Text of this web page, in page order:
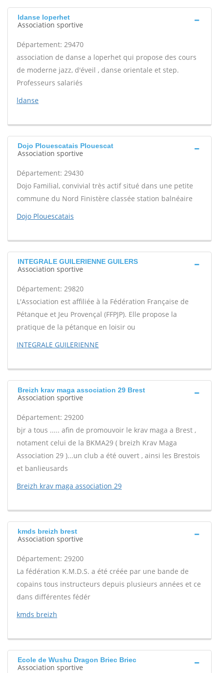
ldanse loperhet
Association sportive
Département: 29470
association de danse a loperhet qui propose des cours
de moderne jazz, d'éveil , danse orientale et step.
Professeurs salariés
ldanse
Dojo Plouescatais Plouescat
Association sportive
Département: 29430
Dojo Familial, convivial très actif situé dans une petite
commune du Nord Finistère classée station balnéaire
Dojo Plouescatais
INTEGRALE GUILERIENNE GUILERS
Association sportive
Département: 29820
L'Association est affiliée à la Fédération Française de
Pétanque et Jeu Provençal (FFPJP). Elle propose la
pratique de la pétanque en loisir ou
INTEGRALE GUILERIENNE
Breizh krav maga association 29 Brest
Association sportive
Département: 29200
bjr a tous ..... afin de promouvoir le krav maga a Brest ,
notament celui de la BKMA29 ( breizh Krav Maga
Association 29 )...un club a été ouvert , ainsi les Brestois
et banlieusards
Breizh krav maga association 29
kmds breizh brest
Association sportive
Département: 29200
La fédération K.M.D.S. a été créée par une bande de
copains tous instructeurs depuis plusieurs années et ce
dans différentes fédér
kmds breizh
Ecole de Wushu Dragon Briec Briec
Association sportive